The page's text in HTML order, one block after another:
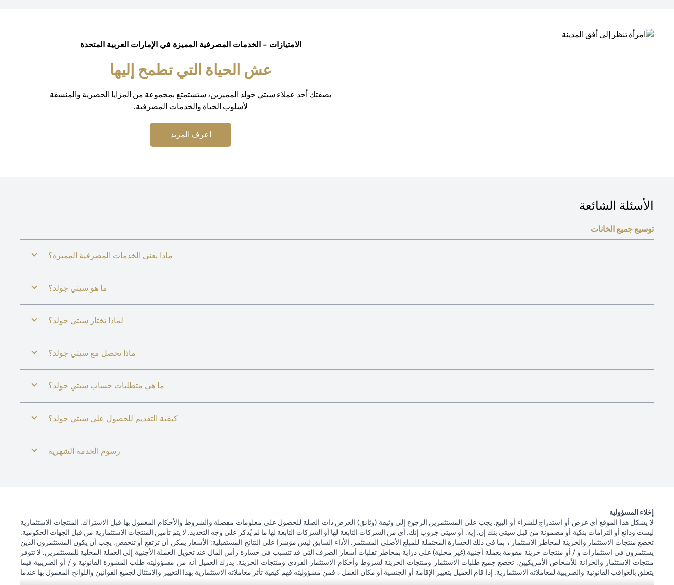
الامتيازات - الخدمات المصرفية المميزة في الإمارات العربية المتحدة
عش الحياة التي تطمح إليها
بصفتك أحد عملاء سيتي جولد المميزين، ستستمتع بمجموعة من المزايا الحصرية والمنسقة
لأسلوب الحياة والخدمات المصرفية.
اعرف المزيد
الأسئلة الشائعة
توسيع جميع الخانات
ماذا يعني الخدمات المصرفية المميزة؟
ما هو سيتي جولد؟
لماذا تختار سيتي جولد؟
ماذا تحصل مع سيتي جولد؟
ما هي متطلبات حساب سيتي جولد؟
كيفية التقديم للحصول على سيتي جولد؟
رسوم الخدمة الشهرية
إخلاء المسؤولية
لا يشكل هذا الموقع أي عرض أو استدراج للشراء أو البيع. يجب على المستثمرين الرجوع إلى وثيقة (وثائق) العرض ذات الصلة للحصول على معلومات مفصلة والشروط والأحكام المعمول بها قبل الاشتراك. المنتجات الاستثمارية
ليست ودائع أو التزامات بنكية أو مضمونة من قبل سيتي بنك إن. إيه. أو سيتي جروب إنك. أي من الشركات التابعة لها أو الشركات التابعة لها ما لم يُذكر على وجه التحديد. لا يتم تأمين المنتجات الاستثمارية من قبل الجهات الحكومية.
تخضع منتجات الاستثمار والخزينة لمخاطر الاستثمار ، بما في ذلك الخسارة المحتملة للمبلغ الأصلي المستثمر. الأداء السابق ليس مؤشرا على النتائج المستقبلية: الأسعار يمكن أن ترتفع أو تنخفض. يجب أن يكون المستثمرون الذين
يستثمرون في استثمارات و / أو منتجات خزينة مقومة بعملة أجنبية (غير محلية) على دراية بمخاطر تقلبات أسعار الصرف التي قد تتسبب في خسارة رأس المال عند تحويل العملة الأجنبية إلى العملة المحلية للمستثمرين. لا تتوفر
منتجات الاستثمار والخزانة للأشخاص الأمريكيين. تخضع جميع طلبات الاستثمار ومنتجات الخزينة لشروط وأحكام الاستثمار الفردي ومنتجات الخزينة. يدرك العميل أنه من مسؤوليته طلب المشورة القانونية و / أو الضريبية فيما
يتعلق بالعواقب القانونية والضريبية لمعاملاته الاستثمارية. إذا قام العميل بتغيير الإقامة أو الجنسية أو مكان العمل ، فمن مسؤوليته فهم كيفية تأثر معاملاته الاستثمارية بهذا التغيير والامتثال لجميع القوانين واللوائح المعمول بها عندما